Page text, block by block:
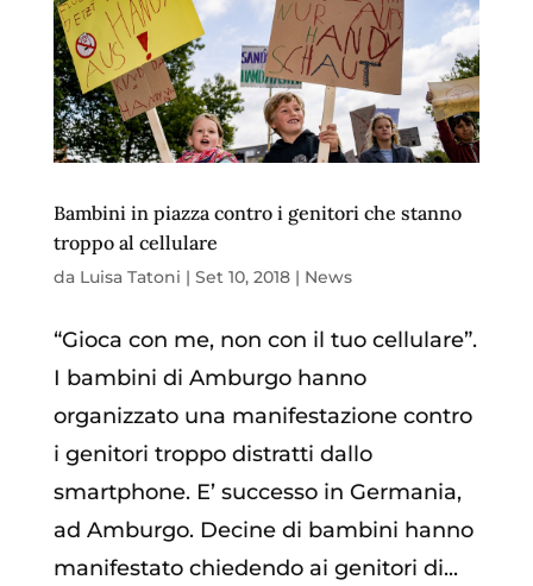
Bambini in piazza contro i genitori che stanno
troppo al cellulare
da Luisa Tatoni | Set 10, 2018| News
“Gioca con me, non con il tuo cellulare”.
I bambini di Amburgo hanno
organizzato una manifestazione contro
i genitori troppo distratti dallo
smartphone. E’ successo in Germania,
ad Amburgo. Decine di bambini hanno
manifestato chiedendo ai genitori di...